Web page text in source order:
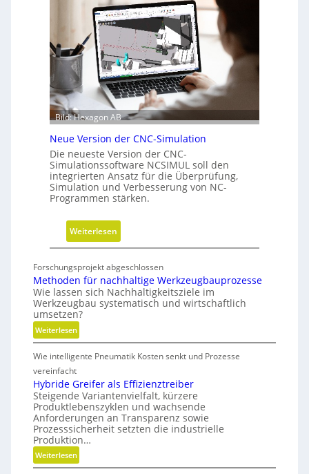
t
s
f
ü
h
r
u
n
s
c
h
r
i
t
t
e
e
i
N
a
c
h
h
a
t
i
g
t
-
R
o
a
m
Bild: Hexagon AB
Neue Version der CNC-Simulation
Die neueste Version der CNC-
Simulationssoftware NCSIMUL soll den
integrierten Ansatz für die Überprüfung,
Simulation und Verbesserung von NC-
Programmen stärken.
Weiterlesen:
N
u
e
V
s
i
n
d
e
r
Forschungsprojekt abgeschlossen
Methoden für nachhaltige Werkzeugbauprozesse
Wie lassen sich Nachhaltigkeitsziele im
Werkzeugbau systematisch und wirtschaftlich
umsetzen?
Weiterlesen:
M
e
t
h
o
d
e
n
f
ü
Wie intelligente Pneumatik Kosten senkt und Prozesse
vereinfacht
Hybride Greifer als Effizienztreiber
Steigende Variantenvielfalt, kürzere
Produktlebenszyklen und wachsende
Anforderungen an Transparenz sowie
Prozesssicherheit setzten die industrielle
Produktion…
Weiterlesen:
H